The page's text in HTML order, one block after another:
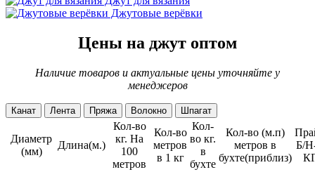
Джутовые верёвки
Цены на джут оптом
Наличие товаров и актуальные цены уточняйте у
менеджеров
Канат Лента Пряжа Волокно Шпагат
Диаметр
(мм)
Длина(м.)
Кол-во
кг. На
100
метров
Кол-во
метров
в 1 кг
Кол-
во кг.
в
бухте
Кол-во (м.п)
метров в
бухте(приблиз)
Б/